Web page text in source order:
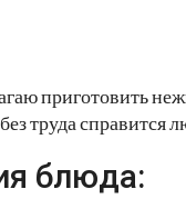
приготовить
труда справится
блюда: